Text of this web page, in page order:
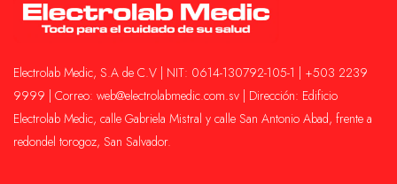
Electrolab Medic, S.A de C.V | NIT: 0614-130792-105-1 | +503 2239
9999 | Correo: web@electrolabmedic.com.sv | Dirección: Edificio
Electrolab Medic, calle Gabriela Mistral y calle San Antonio Abad, frente a
redondel torogoz, San Salvador.